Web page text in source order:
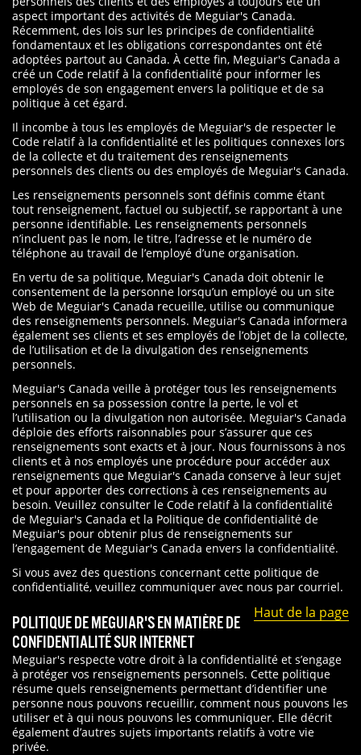
aspect important des activités de Meguiar's Canada.
Récemment, des lois sur les principes de confidentialité
fondamentaux et les obligations correspondantes ont été
adoptées partout au Canada. À cette fin, Meguiar's Canada a
créé un Code relatif à la confidentialité pour informer les
employés de son engagement envers la politique et de sa
politique à cet égard.
Il incombe à tous les employés de Meguiar's de respecter le
Code relatif à la confidentialité et les politiques connexes lors
de la collecte et du traitement des renseignements
personnels des clients ou des employés de Meguiar's Canada.
Les renseignements personnels sont définis comme étant
tout renseignement, factuel ou subjectif, se rapportant à une
personne identifiable. Les renseignements personnels
n’incluent pas le nom, le titre, l’adresse et le numéro de
téléphone au travail de l’employé d’une organisation.
En vertu de sa politique, Meguiar's Canada doit obtenir le
consentement de la personne lorsqu’un employé ou un site
Web de Meguiar's Canada recueille, utilise ou communique
des renseignements personnels. Meguiar's Canada informera
également ses clients et ses employés de l’objet de la collecte,
de l’utilisation et de la divulgation des renseignements
personnels.
Meguiar's Canada veille à protéger tous les renseignements
personnels en sa possession contre la perte, le vol et
l’utilisation ou la divulgation non autorisée. Meguiar's Canada
déploie des efforts raisonnables pour s’assurer que ces
renseignements sont exacts et à jour. Nous fournissons à nos
clients et à nos employés une procédure pour accéder aux
renseignements que Meguiar's Canada conserve à leur sujet
et pour apporter des corrections à ces renseignements au
besoin. Veuillez consulter le Code relatif à la confidentialité
de Meguiar's Canada et la Politique de confidentialité de
Meguiar's pour obtenir plus de renseignements sur
l’engagement de Meguiar's Canada envers la confidentialité.
Si vous avez des questions concernant cette politique de
confidentialité, veuillez communiquer avec nous par courriel.
Haut de la page
POLITIQUE DE MEGUIAR'S EN MATIÈRE DE
CONFIDENTIALITÉ SUR INTERNET
Meguiar's respecte votre droit à la confidentialité et s’engage
à protéger vos renseignements personnels. Cette politique
résume quels renseignements permettant d’identifier une
personne nous pouvons recueillir, comment nous pouvons les
utiliser et à qui nous pouvons les communiquer. Elle décrit
également d’autres sujets importants relatifs à votre vie
privée.